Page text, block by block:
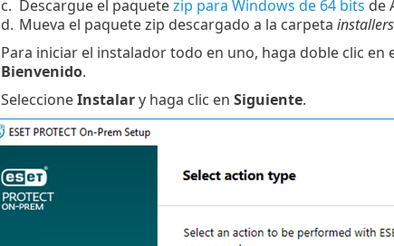
c. Descargue el paquetezip para Windows de 64 bits de
d. Mueva el paquete zip descargado a la carpeta installers
Para iniciar el instalador todo en uno, haga doble clic en
Bienvenido.
SeleccioneInstalary haga clic en Siguiente.